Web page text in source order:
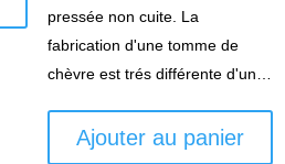
pressée non cuite. La
fabrication d'une tomme de
chèvre est trés différente d'un…
Ajouter au panier